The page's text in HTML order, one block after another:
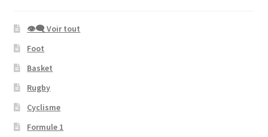
👁‍🗨 Voir tout
Foot
Basket
Rugby
Cyclisme
Formule 1